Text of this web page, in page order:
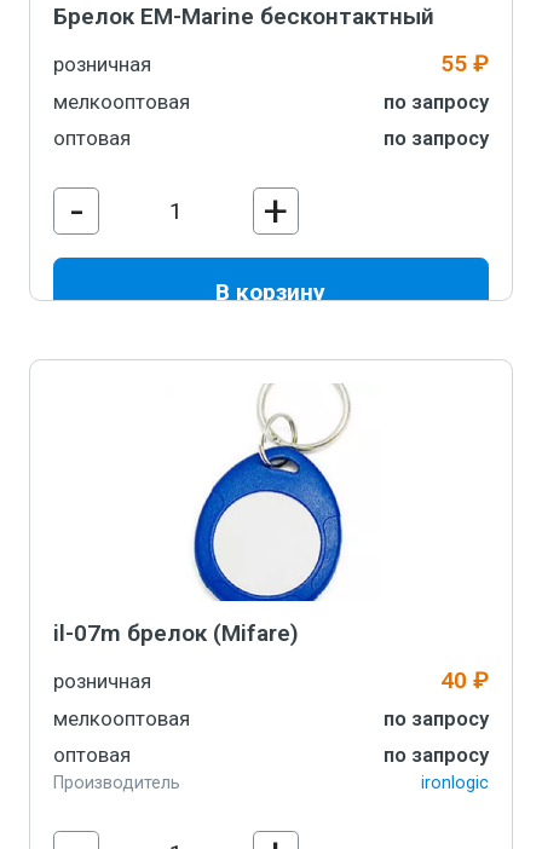
Брелок EM-Marine бесконтактный
розничная 55 ₽
мелкооптовая
по запросу
оптовая
по запросу
- +
В корзину
il-07m брелок (Mifare)
розничная 40 ₽
мелкооптовая
по запросу
оптовая
по запросу
Производитель ironlogic